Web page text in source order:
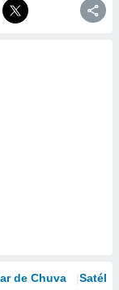
de Chuva